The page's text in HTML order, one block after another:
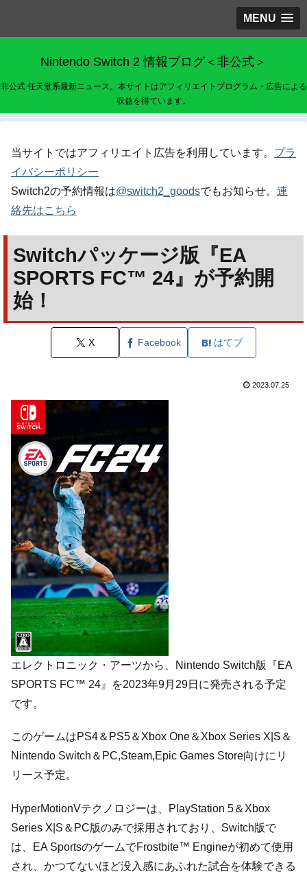
MENU
Nintendo Switch 2 情報ブログ＜非公式＞
非公式 任天堂系最新ニュース。本サイトはアフィリエイトプログラム・広告による
収益を得ています。
当サイトではアフィリエイト広告を利用しています。 プラ
イバシーポリシー
Switch2の予約情報は@switch2_goodsでもお知らせ。 連
絡先はこちら
Switchパッケージ版『EA
SPORTS FC™ 24』が予約開
始！
X Facebook はてブ
2023.07.25
エレクトロニック・アーツから、Nintendo Switch版『EA
SPORTS FC™ 24』を2023年9月29日に発売される予定
です。
このゲームはPS4＆PS5＆Xbox One＆Xbox Series X|S＆
Nintendo Switch＆PC,Steam,Epic Games Store向けにリ
リース予定。
HyperMotionVテクノロジーは、PlayStation 5＆Xbox
Series X|S＆PC版のみで採用されており、Switch版で
は、EA SportsのゲームでFrostbite™ Engineが初めて使用
され、かつてないほど没入感にあふれた試合を体験できる